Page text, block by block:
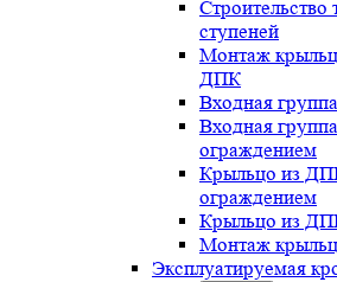
ступеней
Монтаж
ДПК
Входная группа
Входная
ограждением
Крыльцо из
ограждением
Крыльцо из
Монтаж
Эксплуатируемая